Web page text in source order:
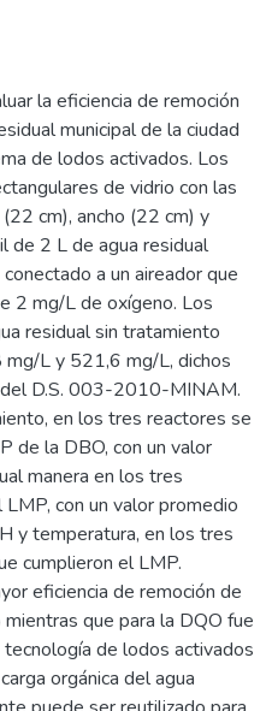
la eficiencia de remoción
municipal de la ciudad
de lodos activados. Los
de vidrio con las
cm), ancho (22 cm) y
de 2 L de agua residual
a un aireador que
2 mg/L de oxígeno. Los
residual sin tratamiento
L y 521,6 mg/L, dichos
D.S. 003-2010-MINAM.
en los tres reactores se
de la DBO, con un valor
manera en los tres
con un valor promedio
y temperatura, en los tres
cumplieron el LMP.
eficiencia de remoción de
que para la DQO fue
de lodos activados
orgánica del agua